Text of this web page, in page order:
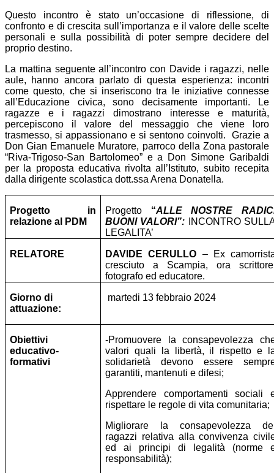
Questo incontro è stato un’occasione di riflessione, di
confronto e di crescita sull’importanza e il valore delle scelte
personali e sulla possibilità di poter sempre decidere del
proprio destino.
La mattina seguente all’incontro con Davide i ragazzi, nelle
aule, hanno ancora parlato di questa esperienza: incontri
come questo, che si inseriscono tra le iniziative connesse
all’Educazione civica, sono decisamente importanti. Le
ragazze e i ragazzi dimostrano interesse e maturità,
percepiscono il valore del messaggio che viene loro
trasmesso, si appassionano e si sentono coinvolti. Grazie a
Don Gian Emanuele Muratore, parroco della Zona pastorale
“Riva-Trigoso-San Bartolomeo” e a Don Simone Garibaldi
per la proposta educativa rivolta all’Istituto, subito recepita
dalla dirigente scolastica dott.ssa Arena Donatella.
Progetto in
relazione al PDM
Progetto “ALLE NOSTRE
BUONI VALORI”:
INCONTRO
LEGALITA’
RELATORE DAVIDE CERULLO – Ex
cresciuto a Scampia, ora
fotografo ed educatore.
Giorno di
attuazione:
martedi 13 febbraio 2024
Obiettivi
educativo-
formativi
-Promuovere la consapevolezza
valori quali la libertà, il rispetto e
solidarietà devono essere
garantiti, mantenuti e difesi;
Apprendere comportamenti sociali
rispettare le regole di vita comunitaria;
Migliorare la consapevolezza
ragazzi relativa alla convivenza
ed ai principi di legalità (norme
responsabilità);